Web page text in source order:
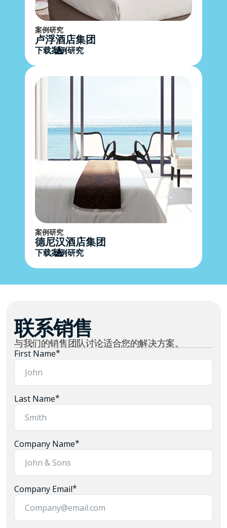
案例研究
卢浮酒店集团
下载案例研究
案例研究
德尼汉酒店集团
下载案例研究
联系销售
与我们的销售团队讨论适合您的解决方案。
First Name*
Last Name*
Company Name*
Company Email*